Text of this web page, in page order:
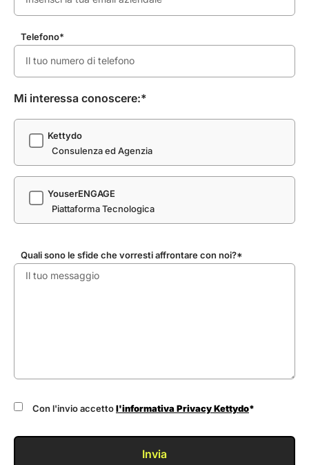
Telefono*
Mi interessa conoscere:*
Kettydo
Consulenza ed Agenzia
YouserENGAGE
Piattaforma Tecnologica
Quali sono le sfide che vorresti affrontare con noi?*
Con l'invio accettol'informativa Privacy Kettydo*
Invia